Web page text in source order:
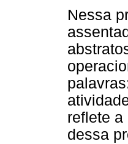
Nessa
reflete a
dessa